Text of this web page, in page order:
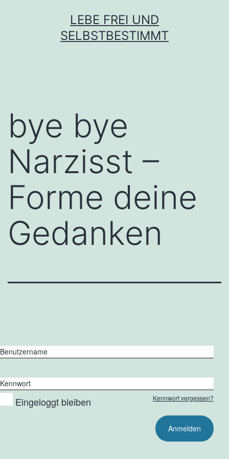
LEBE FREI UND
SELBSTBESTIMMT
bye bye
Narzisst –
Forme deine
Gedanken
Benutzername
Kennwort
Eingeloggt bleiben Kennwort vergessen?